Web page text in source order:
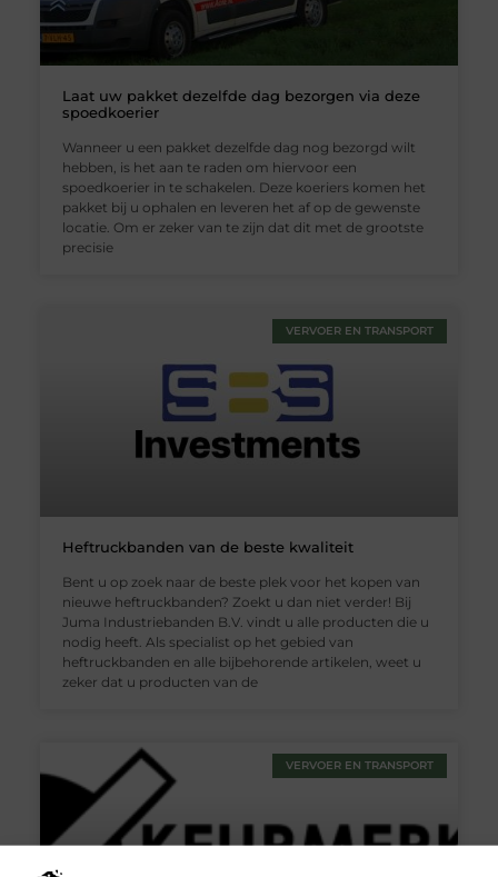
Laat uw pakket dezelfde dag bezorgen via deze
spoedkoerier
Wanneer u een pakket dezelfde dag nog bezorgd wilt
hebben, is het aan te raden om hiervoor een
spoedkoerier in te schakelen. Deze koeriers komen het
pakket bij u ophalen en leveren het af op de gewenste
locatie. Om er zeker van te zijn dat dit met de grootste
precisie
VERVOER EN TRANSPORT
Heftruckbanden van de beste kwaliteit
Bent u op zoek naar de beste plek voor het kopen van
nieuwe heftruckbanden? Zoekt u dan niet verder! Bij
Juma Industriebanden B.V. vindt u alle producten die u
nodig heeft. Als specialist op het gebied van
heftruckbanden en alle bijbehorende artikelen, weet u
zeker dat u producten van de
VERVOER EN TRANSPORT